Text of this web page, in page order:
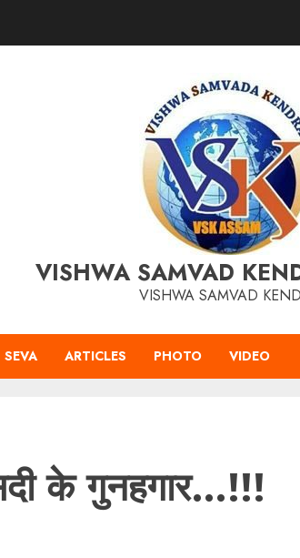
VISHWA SAMVAD
VISHWA SAMVAD
SEVA ARTICLES PHOTO VIDEO
के गुनहगार…!!!